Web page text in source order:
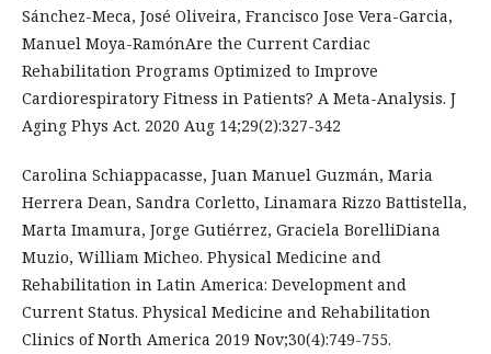
Sánchez-Meca, José Oliveira, Francisco Jose Vera-Garcia,
Manuel Moya-RamónAre the Current Cardiac
Rehabilitation Programs Optimized to Improve
Cardiorespiratory Fitness in Patients? A Meta-Analysis. J
Aging Phys Act. 2020 Aug 14;29(2):327-342
Carolina Schiappacasse, Juan Manuel Guzmán, Maria
Herrera Dean, Sandra Corletto, Linamara Rizzo Battistella,
Marta Imamura, Jorge Gutiérrez, Graciela BorelliDiana
Muzio, William Micheo. Physical Medicine and
Rehabilitation in Latin America: Development and
Current Status. Physical Medicine and Rehabilitation
Clinics of North America 2019 Nov;30(4):749-755.